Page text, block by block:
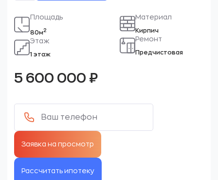
Площадь
80м2
Этаж
1 этаж
Материал
Кирпич
Ремонт
Предчистовая
5 600 000 ₽
Рассчитать ипотеку